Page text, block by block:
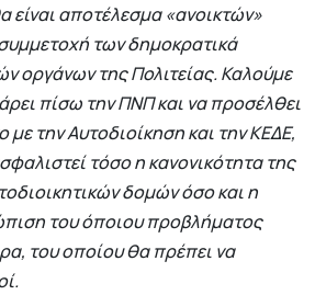
αποτέλεσμα «ανοικτών»
των δημοκρατικά
οργάνων της Πολιτείας. Καλούμε
πίσω την ΠΝΠ και να προσέλθει
με την Αυτοδιοίκηση και την ΚΕΔΕ,
τόσο η κανονικότητα της
δομών όσο και η
του όποιου προβλήματος
του οποίου θα πρέπει να